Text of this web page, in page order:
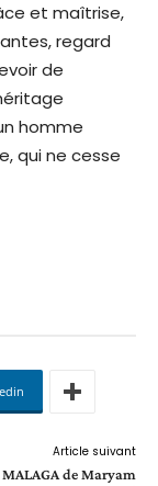
et maîtrise,
regard
de
homme
qui ne cesse
Article suivant
MALAGA de Maryam